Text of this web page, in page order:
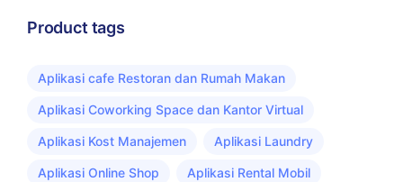
Product tags
Aplikasi cafe Restoran dan Rumah Makan
Aplikasi Coworking Space dan Kantor Virtual
Aplikasi Kost Manajemen Aplikasi Laundry
Aplikasi Online Shop Aplikasi Rental Mobil